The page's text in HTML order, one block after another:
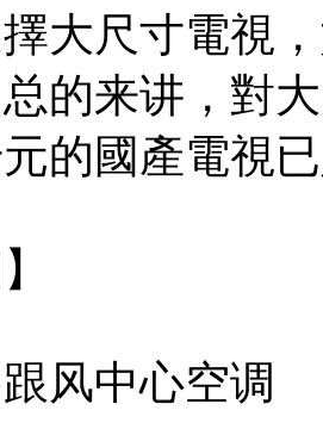
大尺寸電視
的来讲，對
的國產電視
风中心空调